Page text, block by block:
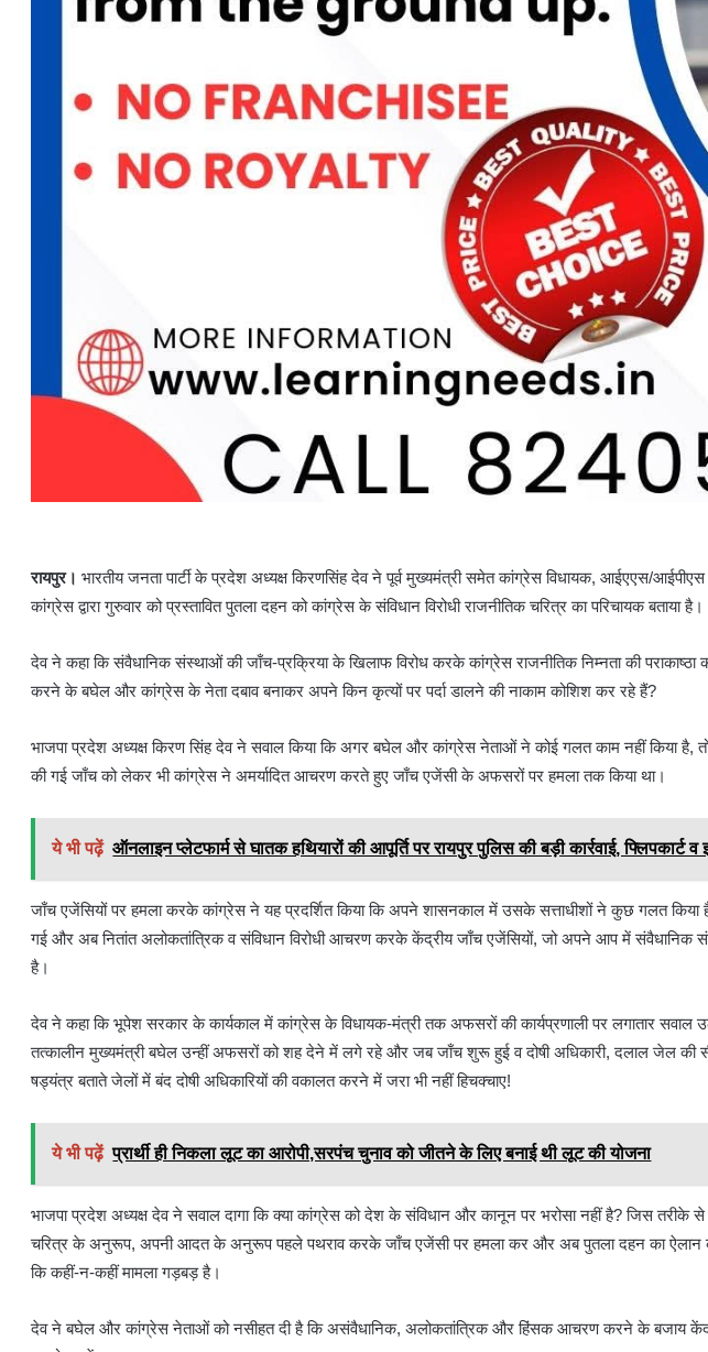
रायपुर। भारतीय जनता पार्टी के प्रदेश अध्यक्ष किरणसिंह देव ने पूर्व मुख्यमंत्री समेत कांग्रेस विधायक, आईएएस/
कांग्रेस द्वारा गुरुवार को प्रस्तावित पुतला दहन को कांग्रेस के संविधान विरोधी राजनीतिक चरित्र का परिचायक बताया है।
देव ने कहा कि संवैधानिक संस्थाओं की जाँच-प्रक्रिया के खिलाफ विरोध करके कांग्रेस राजनीतिक निम्नता की
करने के बघेल और कांग्रेस के नेता दबाव बनाकर अपने किन कृत्यों पर पर्दा डालने की नाकाम कोशिश कर रहे हैं?
भाजपा प्रदेश अध्यक्ष किरण सिंह देव ने सवाल किया कि अगर बघेल और कांग्रेस नेताओं ने कोई गलत काम नहीं किया है,
की गई जाँच को लेकर भी कांग्रेस ने अमर्यादित आचरण करते हुए जाँच एजेंसी के अफसरों पर हमला तक किया था।
ये भी पढ़ें ऑनलाइन प्लेटफार्म से घातक हथियारों की आपूर्ति पर रायपुर पुलिस की बड़ी कार्रवाई, फ्लिपकार्ट
जाँच एजेंसियों पर हमला करके कांग्रेस ने यह प्रदर्शित किया कि अपने शासनकाल में उसके सत्ताधीशों ने कुछ गलत किया
गई और अब नितांत अलोकतांत्रिक व संविधान विरोधी आचरण करके केंद्रीय जाँच एजेंसियों, जो अपने आप में संवैधानिक
है।
देव ने कहा कि भूपेश सरकार के कार्यकाल में कांग्रेस के विधायक-मंत्री तक अफसरों की कार्यप्रणाली पर लगातार
तत्कालीन मुख्यमंत्री बघेल उन्हीं अफसरों को शह देने में लगे रहे और जब जाँच शुरू हुई व दोषी अधिकारी, दलाल जेल
षड्यंत्र बताते जेलों में बंद दोषी अधिकारियों की वकालत करने में जरा भी नहीं हिचक्चाए!
ये भी पढ़ें प्रार्थी ही निकला लूट का आरोपी,सरपंच चुनाव को जीतने के लिए बनाई थी लूट की योजना
भाजपा प्रदेश अध्यक्ष देव ने सवाल दागा कि क्या कांग्रेस को देश के संविधान और कानून पर भरोसा नहीं है? जिस
चरित्र के अनुरूप, अपनी आदत के अनुरूप पहले पथराव करके जाँच एजेंसी पर हमला कर और अब पुतला दहन का ऐलान
कि कहीं-न-कहीं मामला गड़बड़ है।
देव ने बघेल और कांग्रेस नेताओं को नसीहत दी है कि असंवैधानिक, अलोकतांत्रिक और हिंसक आचरण करने के बजाय